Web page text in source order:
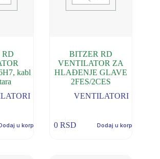
RD
kabl
u korpu
BITZER RD
VENTILATOR ZA
HLAĐENJE GLAVE
2FES/2CES
VENTILATORI
0RSD Dodaj u korpu